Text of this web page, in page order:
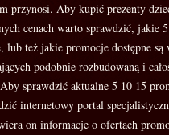
przynosi. Aby kupić prezenty
cenach warto sprawdzić, jakie
lub też jakie promocje dostępne są
podobnie rozbudowaną i
sprawdzić aktualne 5 10 15
internetowy portal
on informacje o ofertach